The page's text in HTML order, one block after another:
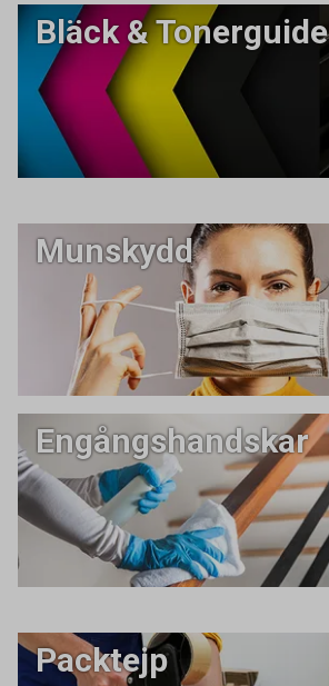
Bläck & Tonerguide
Munskydd
Engångshandskar
Packtejp